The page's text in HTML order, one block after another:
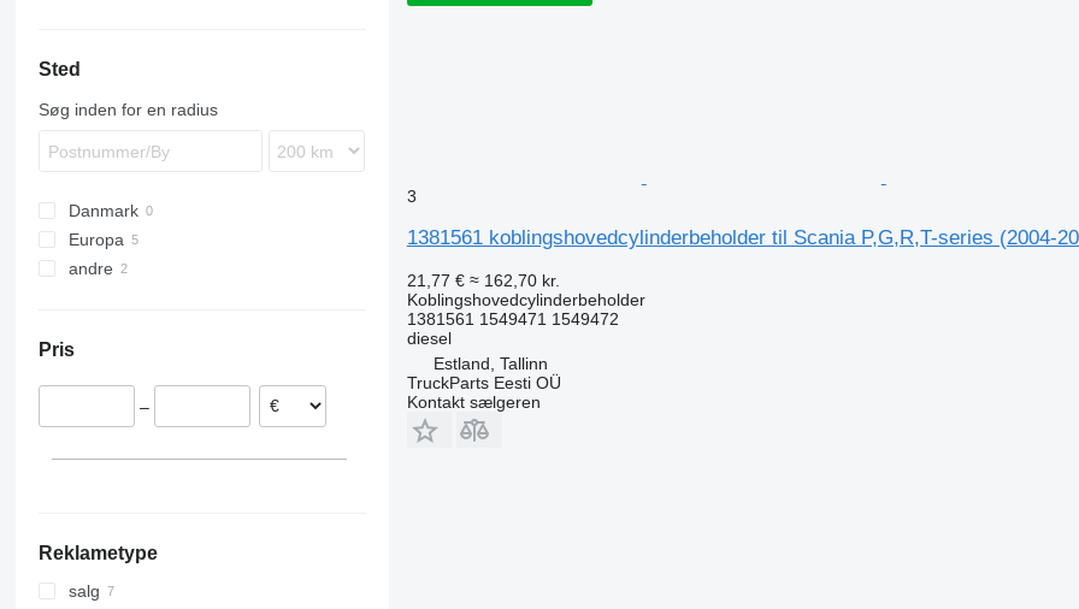
Sted
Søg inden for en radius
Danmark
Europa
Rumænien
andre
Pris
–
Reklametype
salg
3
1381561 koblingshovedcylinderbeholder til Scania P,G,R,T-series (2004-
21,77 € ≈ 162,70 kr.
Koblingshovedcylinderbeholder
1381561 1549471 1549472
diesel
Estland, Tallinn
TruckParts Eesti OÜ
Kontakt sælgeren